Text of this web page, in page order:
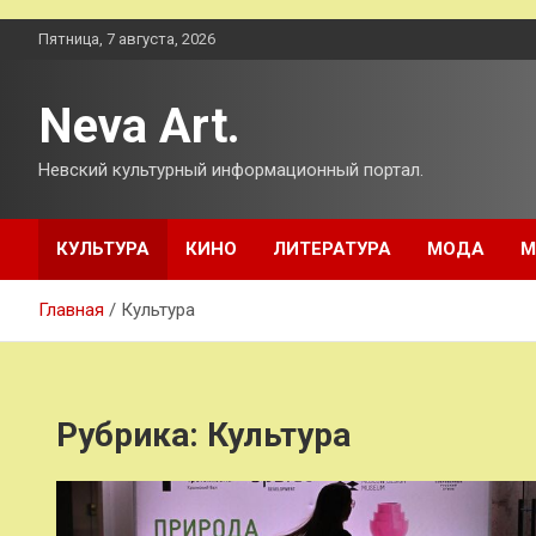
ПерейтиПятница, 7 августа, 2026
Neva Art.
Невский культурный информационный портал.
КУЛЬТУРА КИНО ЛИТЕРАТУРА МОДА
Главная Культура
Рубрика: Культура